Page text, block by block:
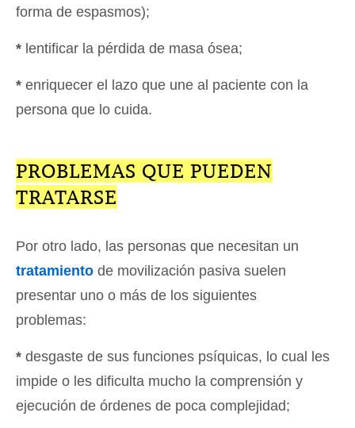
forma de espasmos);
* lentificar la pérdida de masa ósea;
* enriquecer el lazo que une al paciente con la
persona que lo cuida.
PROBLEMAS QUE PUEDEN
TRATARSE
Por otro lado, las personas que necesitan un
tratamiento de movilización pasiva suelen
presentar uno o más de los siguientes
problemas:
* desgaste de sus funciones psíquicas, lo cual les
impide o les dificulta mucho la comprensión y
ejecución de órdenes de poca complejidad;